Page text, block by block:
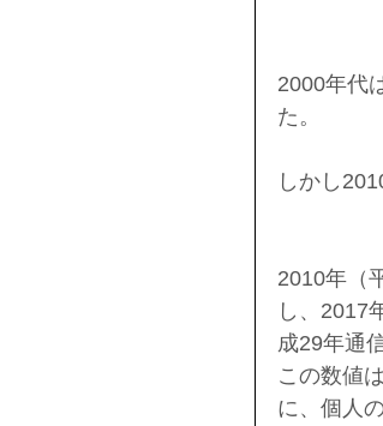
2000年代
た。
しかし
2010年（
し、2017
成29年通
この数値
に、個人